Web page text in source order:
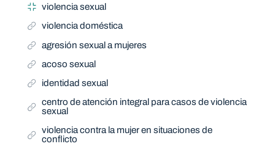
violencia sexual
violencia doméstica
agresión sexual a mujeres
acoso sexual
identidad sexual
centro de atención integral para casos de violencia
sexual
violencia contra la mujer en situaciones de
conflicto